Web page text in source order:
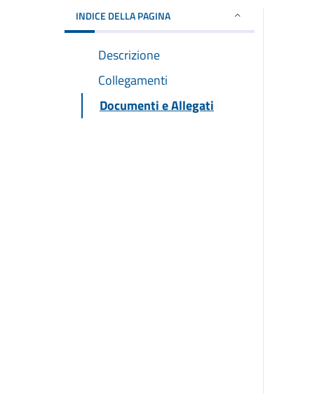
INDICE DELLA PAGINA
Descrizione
Collegamenti
Documenti e Allegati